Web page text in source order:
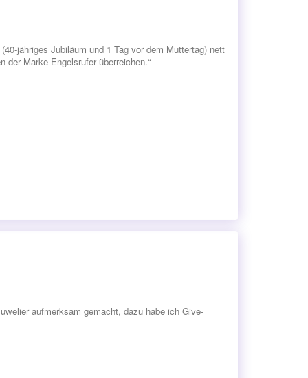
jähriges Jubiläum und 1 Tag vor dem Muttertag) nett
Marke Engelsrufer überreichen.“
aufmerksam gemacht, dazu habe ich Give-